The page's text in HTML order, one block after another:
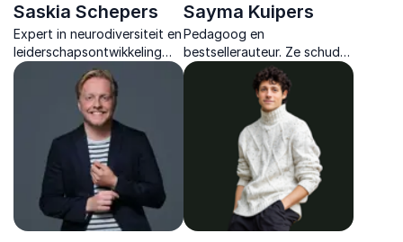
Saskia Schepers
Expert in neurodiversiteit en
leiderschapsontwikkeling
voor een inclusieve
Sayma Kuipers
Pedagoog en
bestsellerauteur. Ze schudt
organisaties wakker met
interactieve lezingen die
teamwork, leiderschap en
werkplezier veranderen.